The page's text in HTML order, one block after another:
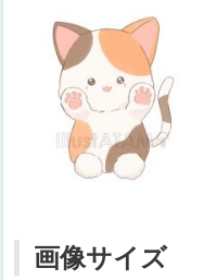
画像サイズ